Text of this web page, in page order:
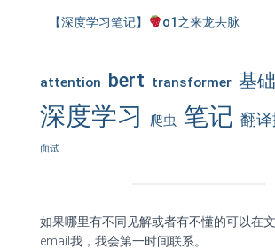
【深度学习笔记】 o1之来龙去脉
attention bert transformer 基础
深度学习 爬虫 笔记 翻
面试
如果哪里有不同见解或者有不懂的可以在
email我，我会第一时间联系。